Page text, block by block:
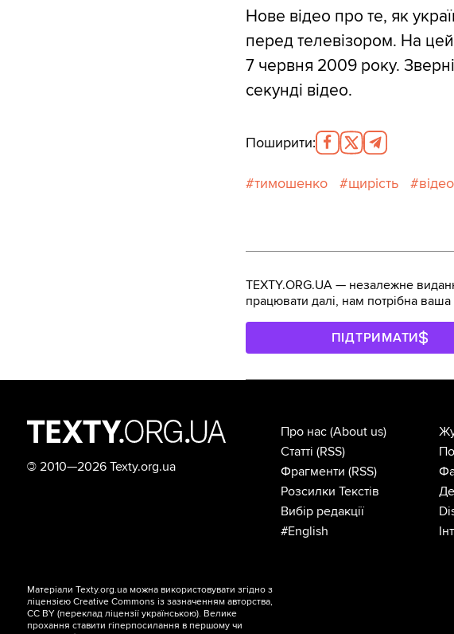
Нове відео про те, як
перед телевізором. На
7 червня 2009 року.
секунді відео.
Поширити:
тимошенко щирість відео
TEXTY.ORG.UA — незалежне
працювати далі, нам потрібна ваша
ПІДТРИМАТИ
© 2010—2026 Texty.org.ua
Про нас (About us)
Статті (RSS)
Фрагменти (RSS)
Розсилки Текстів
Вибір редакції
#English
Матеріали Texty.org.ua можна використовувати згідно з
ліцензієюCreative Commons із зазначенням авторства,
CC BY (переклад ліцензіїукраїнською). Велике
прохання ставити гіперпосилання в першому чи